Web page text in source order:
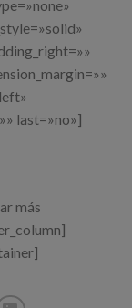
last=»no»]
más